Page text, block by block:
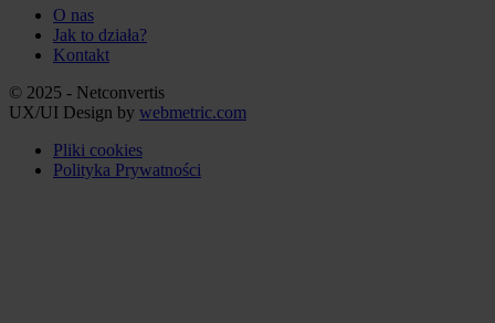
O nas
Jak to działa?
Kontakt
© 2025 - Netconvertis
UX/UI Design by webmetric.com
Pliki cookies
Polityka Prywatności